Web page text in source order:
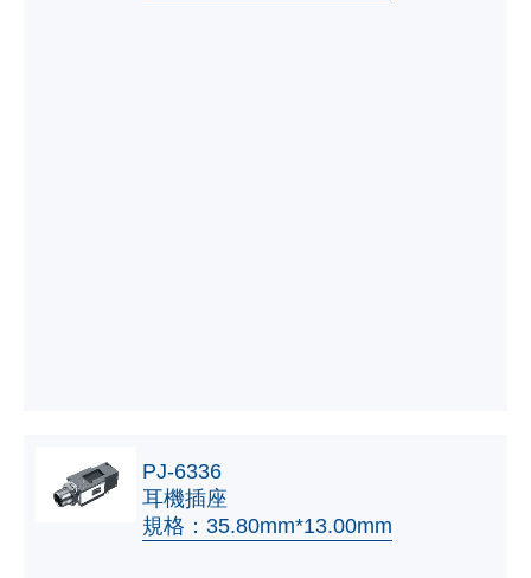
PJ-6336
耳機插座
規格：35.80mm*13.00mm